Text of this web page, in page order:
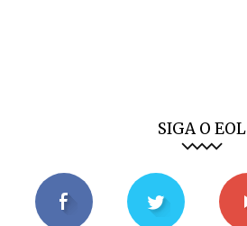
SIGA O EOL